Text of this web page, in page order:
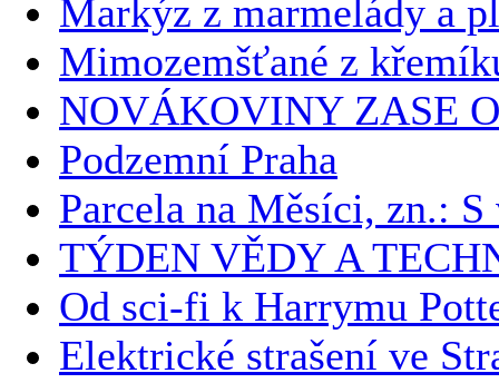
Markýz z marmelády a
Mimozemšťané z
NOVÁKOVINY ZASE
Podzemní Praha
Parcela na Měsíci, zn.:
TÝDEN VĚDY A
Od sci-fi k Harrymu
Elektrické strašení ve